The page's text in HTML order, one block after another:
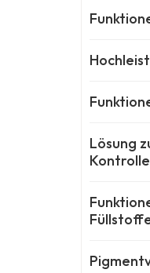
Lösung
Kontrolle